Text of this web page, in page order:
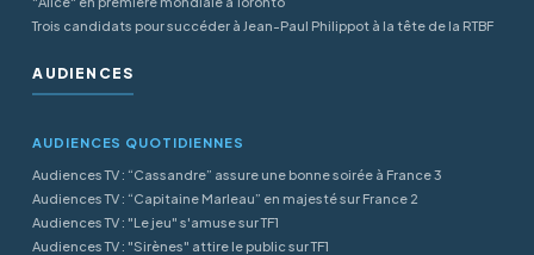
Trois candidats pour succéder à Jean-Paul Philippot à la tête de la RTBF
AUDIENCES
AUDIENCES QUOTIDIENNES
Audiences TV : “Cassandre” assure une bonne soirée à France 3
Audiences TV : “Capitaine Marleau” en majesté sur France 2
Audiences TV : "Le jeu" s'amuse sur TF1
Audiences TV : "Sirènes" attire le public sur TF1